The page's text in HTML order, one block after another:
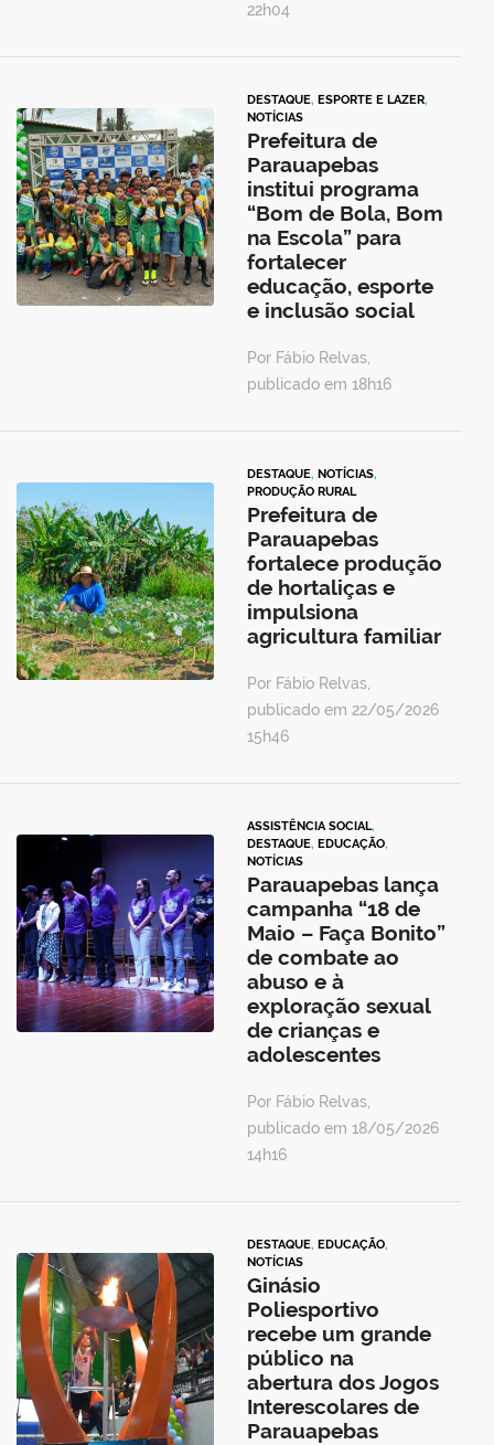
22h04
DESTAQUE, ESPORTE E LAZER,
NOTÍCIAS
Prefeitura de
Parauapebas
institui programa
“Bom de Bola, Bom
na Escola” para
fortalecer
educação, esporte
e inclusão social
Por Fábio Relvas,
publicado em 18h16
DESTAQUE, NOTÍCIAS,
PRODUÇÃO RURAL
Prefeitura de
Parauapebas
fortalece produção
de hortaliças e
impulsiona
agricultura familiar
Por Fábio Relvas,
publicado em 22/05/2026
15h46
ASSISTÊNCIA SOCIAL,
DESTAQUE, EDUCAÇÃO,
NOTÍCIAS
Parauapebas lança
campanha “18 de
Maio – Faça Bonito”
de combate ao
abuso e à
exploração sexual
de crianças e
adolescentes
Por Fábio Relvas,
publicado em 18/05/2026
14h16
DESTAQUE, EDUCAÇÃO,
NOTÍCIAS
Ginásio
Poliesportivo
recebe um grande
público na
abertura dos Jogos
Interescolares de
Parauapebas